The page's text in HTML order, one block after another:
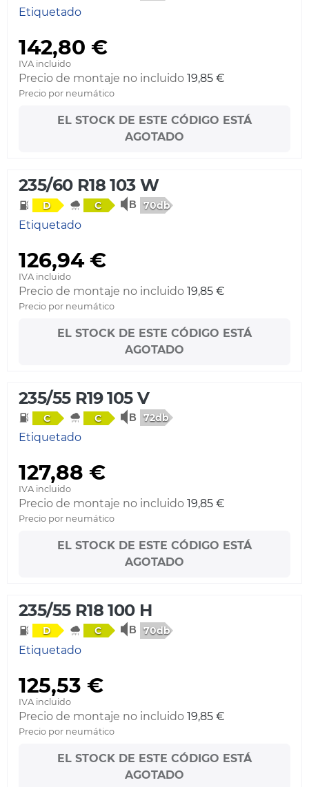
Etiquetado
142,80 €
IVA incluido
Precio de montaje no incluido 19,85 €
Precio por neumático
EL STOCK DE ESTE CÓDIGO ESTÁ
AGOTADO
235/60 R18 103 W
D C 70db
Etiquetado
126,94 €
IVA incluido
Precio de montaje no incluido 19,85 €
Precio por neumático
EL STOCK DE ESTE CÓDIGO ESTÁ
AGOTADO
235/55 R19 105 V
C C 72db
Etiquetado
127,88 €
IVA incluido
Precio de montaje no incluido 19,85 €
Precio por neumático
EL STOCK DE ESTE CÓDIGO ESTÁ
AGOTADO
235/55 R18 100 H
D C 70db
Etiquetado
125,53 €
IVA incluido
Precio de montaje no incluido 19,85 €
Precio por neumático
EL STOCK DE ESTE CÓDIGO ESTÁ
AGOTADO